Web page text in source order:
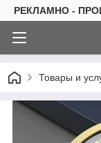
РЕКЛАМНО -
Товары и